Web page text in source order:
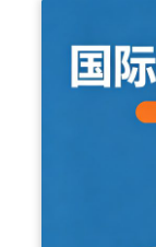
中
美
海